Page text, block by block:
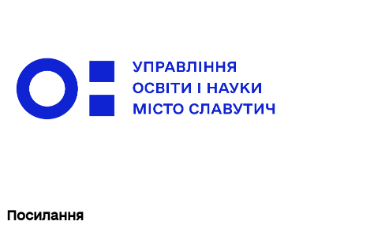
Посилання